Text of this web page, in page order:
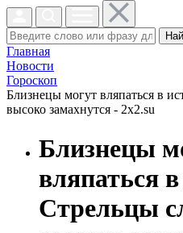
Главная
Новости
Гороскоп
Близнецы могут вляпаться в
высоко замахнутся - 2x2.su
Близнецы
вляпаться
Стрельцы